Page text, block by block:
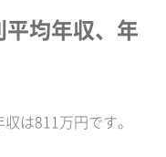
平均年収、年
は811万円です。